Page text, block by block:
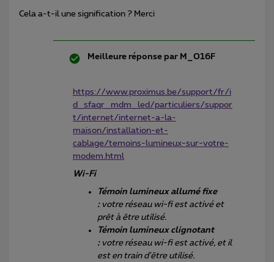
Cela a-t-il une signification ? Merci
Meilleure réponse par M_016F
https://www.proximus.be/support/fr/i
d_sfaqr_mdm_led/particuliers/suppor
t/internet/internet-a-la-
maison/installation-et-
cablage/temoins-lumineux-sur-votre-
modem.html
Wi-Fi
Témoin lumineux allumé fixe
:votre réseau wi-fi est activé et
prêt à être utilisé.
Témoin lumineux clignotant
: votre réseau wi-fi est activé, et il
est en train d'être utilisé.